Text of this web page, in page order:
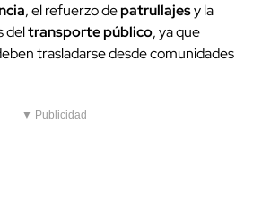
, el refuerzo depatrullajesy la
deltransporte público, ya que
trasladarse desde comunidades
▼ Publicidad